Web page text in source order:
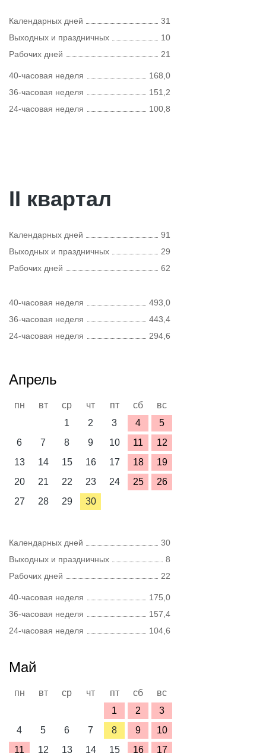
Календарных дней
31
Выходных и праздничных
10
Рабочих дней
21
40-часовая неделя
168,0
36-часовая неделя
151,2
24-часовая неделя
100,8
II квартал
Календарных дней
91
Выходных и праздничных
29
Рабочих дней
62
40-часовая неделя
493,0
36-часовая неделя
443,4
24-часовая неделя
294,6
Апрель
пн вт ср чт пт сб
вс
1
2 3 4
5
6
7 8 9 10 11
12
13
14 15 16 17 18
19
20
21 22 23 24 25
26
27
28 29 30
Календарных дней
30
Выходных и праздничных
8
Рабочих дней
22
40-часовая неделя
175,0
36-часовая неделя
157,4
24-часовая неделя
104,6
Май
пн вт ср чт пт сб
вс
1
2
3
4
5 6 7 8 9
10
11
12 13 14 15 16
17